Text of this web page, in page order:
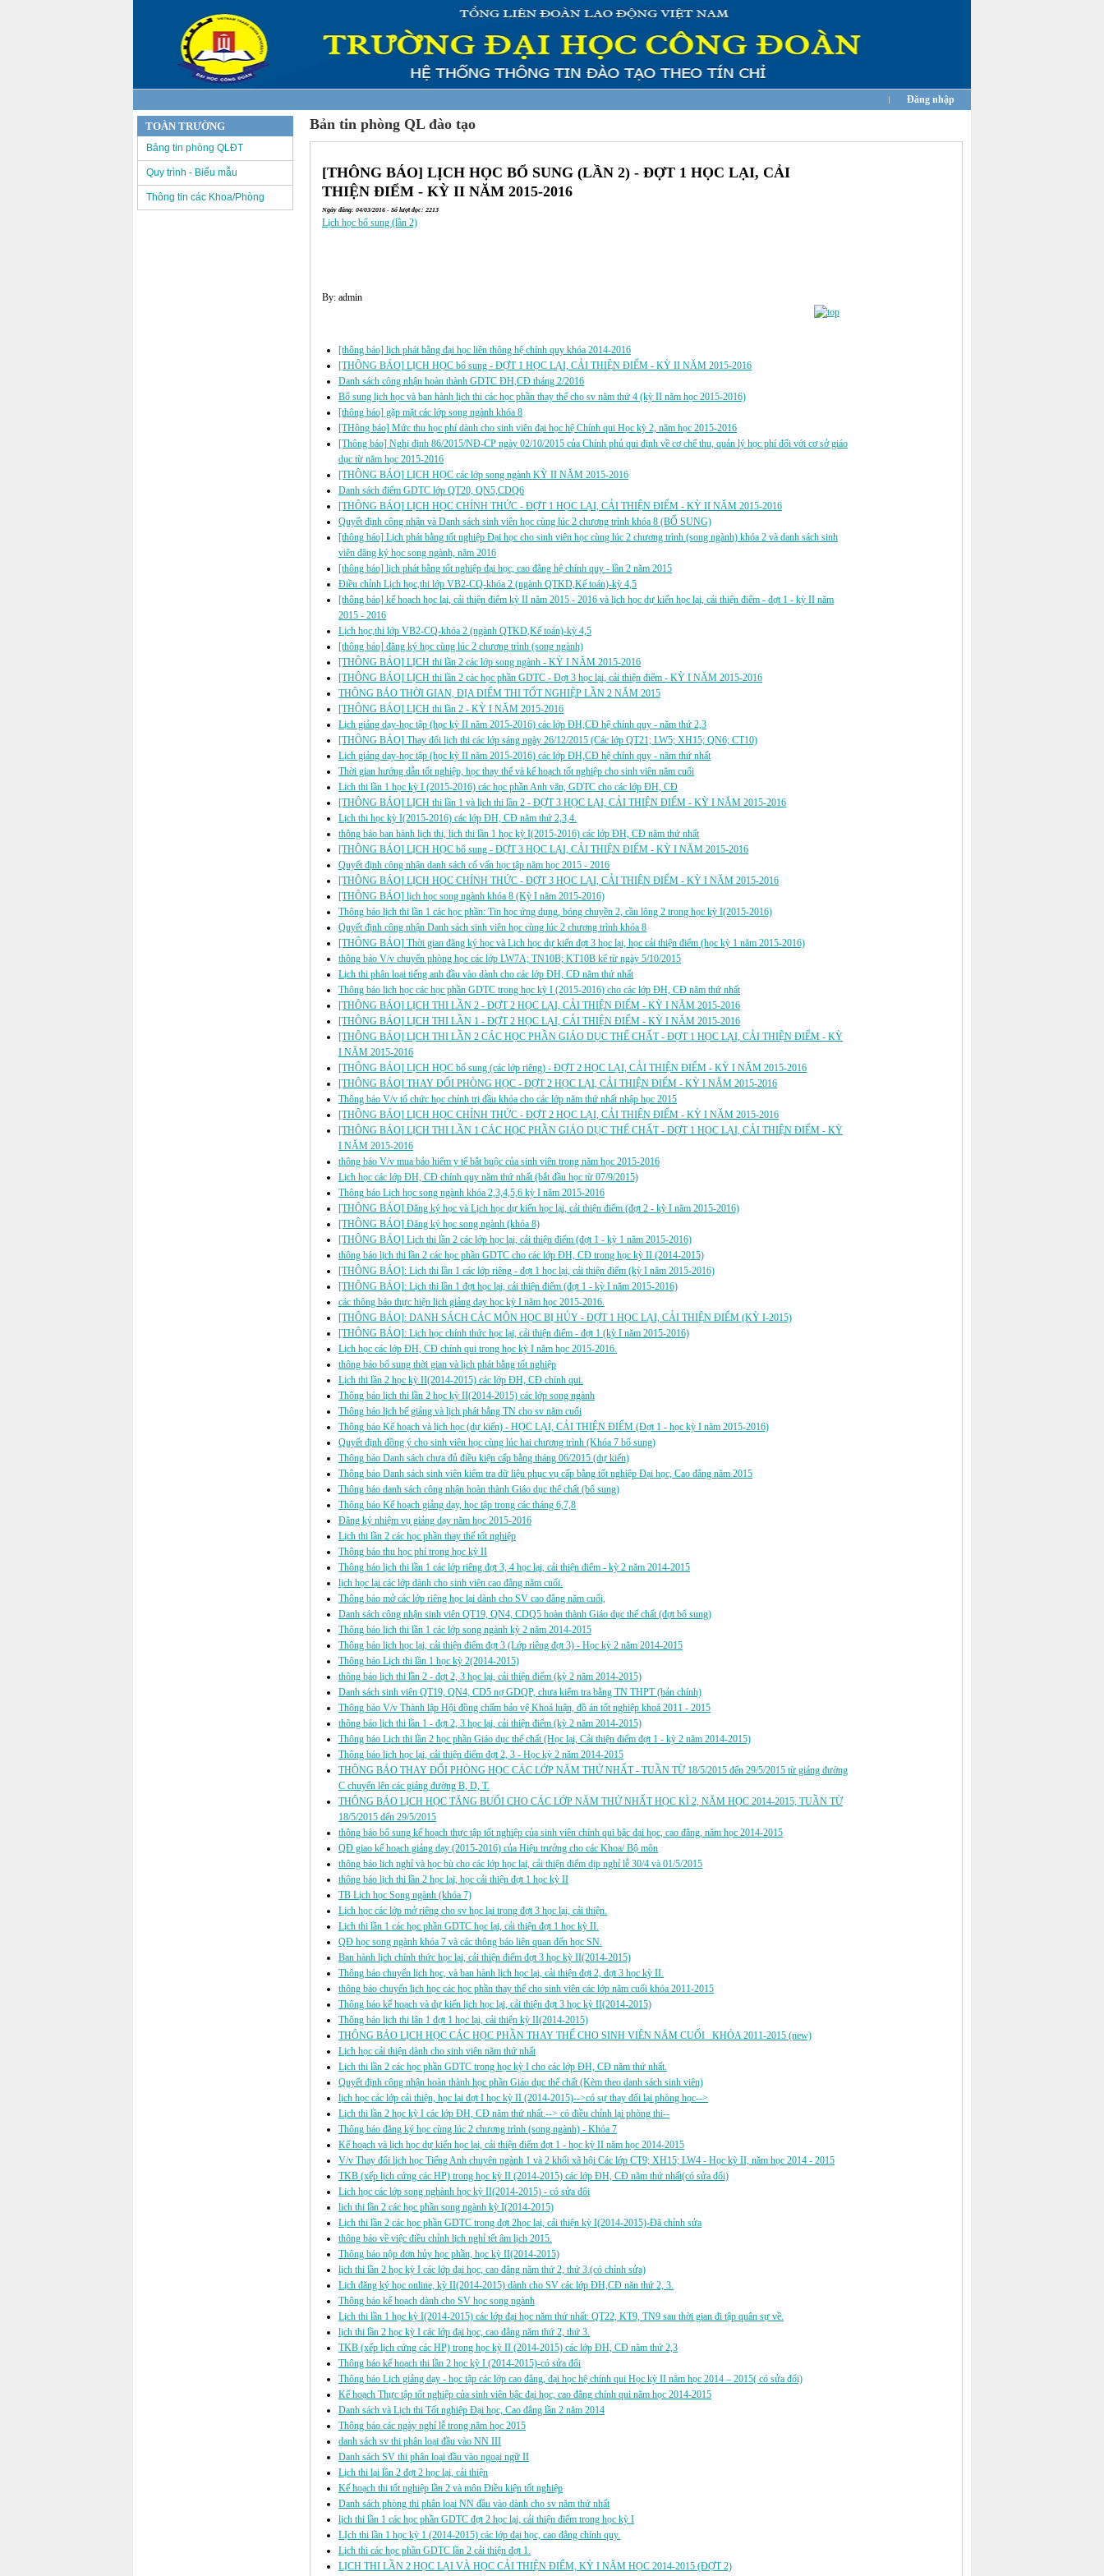
Đăng nhập
Bản tin phòng QL đào tạo
[THÔNG BÁO] LỊCH HỌC BỔ SUNG (LẦN 2) - ĐỢT 1 HỌC LẠI, CẢI
THIỆN ĐIỂM - KỲ II NĂM 2015-2016
Ngày đăng: 04/03/2016 - Số lượt đọc: 2213
Lịch học bổ sung (lần 2)
By: admin
[thông báo] lịch phát bằng đại học liên thông hệ chính quy khóa 2014-2016
[THÔNG BÁO] LỊCH HỌC bổ sung - ĐỢT 1 HỌC LẠI, CẢI THIỆN ĐIỂM - KỲ II NĂM 2015-2016
Danh sách công nhận hoàn thành GDTC ĐH,CĐ tháng 2/2016
Bổ sung lịch học và ban hành lịch thi các học phần thay thế cho sv năm thứ 4 (kỳ II năm học 2015-2016)
[thông báo] gặp mặt các lớp song ngành khóa 8
[THông báo] Mức thu học phí dành cho sinh viên đại học hệ Chính qui Học kỳ 2, năm học 2015-2016
[Thông báo] Nghị định 86/2015/NĐ-CP ngày 02/10/2015 của Chính phủ qui định về cơ chế thu, quản lý học phí đối với cơ sở giáo
dục từ năm học 2015-2016
[THÔNG BÁO] LỊCH HỌC các lớp song ngành KỲ II NĂM 2015-2016
Danh sách điểm GDTC lớp QT20, QN5,CDQ6
[THÔNG BÁO] LỊCH HỌC CHÍNH THỨC - ĐỢT 1 HỌC LẠI, CẢI THIỆN ĐIỂM - KỲ II NĂM 2015-2016
Quyết định công nhận và Danh sách sinh viên học cùng lúc 2 chương trình khóa 8 (BỔ SUNG)
[thông báo] Lịch phát bằng tốt nghiệp Đại học cho sinh viên học cùng lúc 2 chương trình (song ngành) khóa 2 và danh sách sinh
viên đăng ký học song ngành, năm 2016
[thông báo] lịch phát bằng tốt nghiệp đại học, cao đẳng hệ chính quy - lần 2 năm 2015
Điều chỉnh Lịch học,thi lớp VB2-CQ-khóa 2 (ngành QTKD,Kế toán)-kỳ 4,5
[thông báo] kế hoạch học lại, cải thiện điểm kỳ II năm 2015 - 2016 và lịch học dự kiến học lại, cải thiện điểm - đợt 1 - kỳ II năm
2015 - 2016
Lịch học,thi lớp VB2-CQ-khóa 2 (ngành QTKD,Kế toán)-kỳ 4,5
[thông báo] đăng ký học cùng lúc 2 chương trình (song ngành)
[THÔNG BÁO] LỊCH thi lần 2 các lớp song ngành - KỲ I NĂM 2015-2016
[THÔNG BÁO] LỊCH thi lần 2 các học phần GDTC - Đợt 3 học lại, cải thiện điểm - KỲ I NĂM 2015-2016
THÔNG BÁO THỜI GIAN, ĐỊA ĐIỂM THI TỐT NGHIỆP LẦN 2 NĂM 2015
[THÔNG BÁO] LỊCH thi lần 2 - KỲ I NĂM 2015-2016
Lịch giảng dạy-học tập (học kỳ II năm 2015-2016) các lớp ĐH,CĐ hệ chính quy - năm thứ 2,3
[THÔNG BÁO] Thay đổi lịch thi các lớp sáng ngày 26/12/2015 (Các lớp QT21; LW5; XH15; QN6; CT10)
Lịch giảng dạy-học tập (học kỳ II năm 2015-2016) các lớp ĐH,CĐ hệ chính quy - năm thứ nhất
Thời gian hướng dẫn tốt nghiệp, học thay thế và kế hoạch tốt nghiệp cho sinh viên năm cuối
Lich thi lần 1 học kỳ I (2015-2016) các học phần Anh văn, GDTC cho các lớp ĐH, CĐ
[THÔNG BÁO] LỊCH thi lần 1 và lịch thi lần 2 - ĐỢT 3 HỌC LẠI, CẢI THIỆN ĐIỂM - KỲ I NĂM 2015-2016
Lịch thi học kỳ I(2015-2016) các lớp ĐH, CĐ năm thứ 2,3,4.
thông báo ban hành lịch thi, lịch thi lần 1 học kỳ I(2015-2016) các lớp ĐH, CĐ năm thứ nhất
[THÔNG BÁO] LỊCH HỌC bổ sung - ĐỢT 3 HỌC LẠI, CẢI THIỆN ĐIỂM - KỲ I NĂM 2015-2016
Quyết định công nhận danh sách cố vấn học tập năm học 2015 - 2016
[THÔNG BÁO] LỊCH HỌC CHÍNH THỨC - ĐỢT 3 HỌC LẠI, CẢI THIỆN ĐIỂM - KỲ I NĂM 2015-2016
[THÔNG BÁO] lịch học song ngành khóa 8 (Kỳ I năm 2015-2016)
Thông báo lịch thi lần 1 các học phần: Tin học ứng dụng, bóng chuyền 2, cầu lông 2 trong học kỳ I(2015-2016)
Quyết định công nhận Danh sách sinh viên học cùng lúc 2 chương trình khóa 8
[THÔNG BÁO] Thời gian đăng ký học và Lịch học dự kiến đợt 3 học lại, học cải thiện điểm (học kỳ 1 năm 2015-2016)
thông báo V/v chuyển phòng học các lớp LW7A; TN10B; KT10B kể từ ngày 5/10/2015
Lịch thi phân loại tiếng anh đầu vào dành cho các lớp ĐH, CĐ năm thứ nhất
Thông báo lịch học các học phần GDTC trong học kỳ I (2015-2016) cho các lớp ĐH, CĐ năm thứ nhất
[THÔNG BÁO] LỊCH THI LẦN 2 - ĐỢT 2 HỌC LẠI, CẢI THIỆN ĐIỂM - KỲ I NĂM 2015-2016
[THÔNG BÁO] LỊCH THI LẦN 1 - ĐỢT 2 HỌC LẠI, CẢI THIỆN ĐIỂM - KỲ I NĂM 2015-2016
[THÔNG BÁO] LỊCH THI LẦN 2 CÁC HỌC PHẦN GIÁO DỤC THỂ CHẤT - ĐỢT 1 HỌC LẠI, CẢI THIỆN ĐIỂM - KỲ
I NĂM 2015-2016
[THÔNG BÁO] LỊCH HỌC bổ sung (các lớp riêng) - ĐỢT 2 HỌC LẠI, CẢI THIỆN ĐIỂM - KỲ I NĂM 2015-2016
[THÔNG BÁO] THAY ĐỔI PHÒNG HỌC - ĐỢT 2 HỌC LẠI, CẢI THIỆN ĐIỂM - KỲ I NĂM 2015-2016
Thông báo V/v tổ chức học chính trị đầu khóa cho các lớp năm thứ nhất nhập học 2015
[THÔNG BÁO] LỊCH HỌC CHÍNH THỨC - ĐỢT 2 HỌC LẠI, CẢI THIỆN ĐIỂM - KỲ I NĂM 2015-2016
[THÔNG BÁO] LỊCH THI LẦN 1 CÁC HỌC PHẦN GIÁO DỤC THỂ CHẤT - ĐỢT 1 HỌC LẠI, CẢI THIỆN ĐIỂM - KỲ
I NĂM 2015-2016
thông báo V/v mua bảo hiểm y tế bắt buộc của sinh viên trong năm học 2015-2016
Lịch học các lớp ĐH, CĐ chính quy năm thứ nhất (bắt đầu học từ 07/9/2015)
Thông báo Lịch học song ngành khóa 2,3,4,5,6 kỳ I năm 2015-2016
[THÔNG BÁO] Đăng ký học và Lịch học dự kiến học lại, cải thiện điểm (đợt 2 - kỳ I năm 2015-2016)
[THÔNG BÁO] Đăng ký học song ngành (khóa 8)
[THÔNG BÁO] Lịch thi lần 2 các lớp học lại, cải thiện điểm (đợt 1 - kỳ 1 năm 2015-2016)
thông báo lịch thi lần 2 các học phần GDTC cho các lớp ĐH, CĐ trong học kỳ II (2014-2015)
[THÔNG BÁO]: Lịch thi lần 1 các lớp riêng - đợt 1 học lại, cải thiện điểm (kỳ I năm 2015-2016)
[THÔNG BÁO]: Lịch thi lần 1 đợt học lại, cải thiện điểm (đợt 1 - kỳ I năm 2015-2016)
các thông báo thực hiện lịch giảng dạy học kỳ I năm học 2015-2016.
[THÔNG BÁO]: DANH SÁCH CÁC MÔN HỌC BỊ HỦY - ĐỢT 1 HỌC LẠI, CẢI THIỆN ĐIỂM (KỲ I-2015)
[THÔNG BÁO]: Lịch học chính thức học lại, cải thiện điểm - đợt 1 (kỳ I năm 2015-2016)
Lịch học các lớp ĐH, CĐ chính qui trong học kỳ I năm học 2015-2016.
thông báo bổ sung thời gian và lịch phát bằng tốt nghiệp
Lịch thi lần 2 học kỳ II(2014-2015) các lớp ĐH, CĐ chính qui.
Thông báo lịch thi lần 2 học kỳ II(2014-2015) các lớp song ngành
Thông báo lịch bế giảng và lịch phát bằng TN cho sv năm cuối
Thông báo Kế hoạch và lịch học (dự kiến) - HỌC LẠI, CẢI THIỆN ĐIỂM (Đợt 1 - học kỳ I năm 2015-2016)
Quyết định đồng ý cho sinh viên học cùng lúc hai chương trình (Khóa 7 bổ sung)
Thông báo Danh sách chưa đủ điều kiện cấp bằng tháng 06/2015 (dự kiến)
Thông báo Danh sách sinh viên kiểm tra dữ liệu phục vụ cấp bằng tốt nghiệp Đại học, Cao đẳng năm 2015
Thông báo danh sách công nhận hoàn thành Giáo dục thể chất (bổ sung)
Thông báo Kế hoạch giảng dạy, học tập trong các tháng 6,7,8
Đăng ký nhiệm vụ giảng dạy năm học 2015-2016
Lịch thi lần 2 các học phần thay thế tốt nghiệp
Thông báo thu học phí trong học kỳ II
Thông báo lịch thi lần 1 các lớp riêng đợt 3, 4 học lại, cải thiện điểm - kỳ 2 năm 2014-2015
lịch học lại các lớp dành cho sinh viên cao đẳng năm cuối.
Thông báo mở các lớp riêng học lại dành cho SV cao đẳng năm cuối,
Danh sách công nhận sinh viên QT19, QN4, CDQ5 hoàn thành Giáo dục thể chất (đợt bổ sung)
Thông báo lịch thi lần 1 các lớp song ngành kỳ 2 năm 2014-2015
Thông báo lịch học lại, cải thiện điểm đợt 3 (Lớp riêng đợt 3) - Học kỳ 2 năm 2014-2015
Thông báo Lịch thi lần 1 học kỳ 2(2014-2015)
thông báo lịch thi lần 2 - đợt 2, 3 học lại, cải thiện điểm (kỳ 2 năm 2014-2015)
Danh sách sinh viên QT19, QN4, CD5 nợ GDQP, chưa kiểm tra bằng TN THPT (bản chính)
Thông báo V/v Thành lập Hội đồng chấm bảo vệ Khoá luận, đồ án tốt nghiệp khoá 2011 - 2015
thông báo lịch thi lần 1 - đợt 2, 3 học lại, cải thiện điểm (kỳ 2 năm 2014-2015)
Thông báo Lịch thi lần 2 học phần Giáo dục thể chất (Học lại, Cải thiện điểm đợt 1 - kỳ 2 năm 2014-2015)
Thông báo lịch học lại, cải thiện điểm đợt 2, 3 - Học kỳ 2 năm 2014-2015
THÔNG BÁO THAY ĐỔI PHÒNG HỌC CÁC LỚP NĂM THỨ NHẤT - TUẦN TỪ 18/5/2015 đến 29/5/2015 từ giảng đường
C chuyển lên các giảng đường B, D, T.
THÔNG BÁO LỊCH HỌC TĂNG BUỔI CHO CÁC LỚP NĂM THỨ NHẤT HỌC KÌ 2, NĂM HỌC 2014-2015, TUẦN TỪ
18/5/2015 đến 29/5/2015
thông báo bổ sung kế hoạch thực tập tốt nghiệp của sinh viên chính qui bậc đại học, cao đẳng, năm học 2014-2015
QĐ giao kế hoạch giảng dạy (2015-2016) của Hiệu trưởng cho các Khoa/ Bộ môn
thông báo lich nghỉ và học bù cho các lớp học lại, cải thiện điểm dịp nghỉ lễ 30/4 và 01/5/2015
thông báo lịch thi lần 2 học lại, học cải thiện đợt 1 học kỳ II
TB Lịch học Song ngành (khóa 7)
Lịch học các lớp mở riêng cho sv học lại trong đợt 3 học lại, cải thiện.
Lịch thi lần 1 các học phần GDTC học lại, cải thiện đợt 1 học kỳ II.
QĐ học song ngành khóa 7 và các thông báo liên quan đến học SN.
Ban hành lịch chính thức học lại, cải thiện điểm đợt 3 học kỳ II(2014-2015)
Thông báo chuyển lịch học, và ban hành lịch học lại, cải thiện đợt 2, đợt 3 học kỳ II.
thông báo chuyển lịch học các học phần thay thế cho sinh viên các lớp năm cuối khóa 2011-2015
Thông báo kế hoạch và dự kiến lịch học lại, cải thiện đợt 3 học kỳ II(2014-2015)
Thông báo lịch thi lân 1 đợt 1 học lại, cải thiện kỳ II(2014-2015)
THÔNG BÁO LỊCH HỌC CÁC HỌC PHẦN THAY THẾ CHO SINH VIÊN NĂM CUỐI _KHÓA 2011-2015 (new)
Lịch học cải thiện dành cho sinh viên năm thứ nhất
Lịch thi lần 2 các học phần GDTC trong học kỳ I cho các lớp ĐH, CĐ năm thứ nhất.
Quyết định công nhận hoàn thành học phần Giáo dục thể chất (Kèm theo danh sách sinh viên)
lịch học các lớp cải thiện, học lại đợt I học kỳ II (2014-2015)-->có sự thay đổi lại phòng học-->
Lịch thi lần 2 học kỳ I các lớp ĐH, CĐ năm thứ nhất.--> có điều chỉnh lại phòng thi--
Thông báo đăng ký học cùng lúc 2 chương trình (song ngành) - Khóa 7
Kế hoạch và lịch học dự kiến học lại, cải thiện điểm đợt 1 - học kỳ II năm học 2014-2015
V/v Thay đổi lịch học Tiếng Anh chuyên ngành 1 và 2 khối xã hội Các lớp CT9; XH15; LW4 - Học kỳ II, năm học 2014 - 2015
TKB (xếp lịch cứng các HP) trong học kỳ II (2014-2015) các lớp ĐH, CĐ năm thứ nhất(có sửa đổi)
Lich học các lớp song nghành học kỳ II(2014-2015) - có sửa đổi
lich thi lần 2 các học phần song ngành kỳ I(2014-2015)
Lịch thi lần 2 các học phần GDTC trong đợt 2học lại, cải thiện kỳ I(2014-2015)-Đã chỉnh sửa
thông báo về việc điều chỉnh lịch nghỉ tết âm lịch 2015.
Thông báo nộp đơn hủy học phần, học kỳ II(2014-2015)
lịch thi lần 2 học kỳ I các lớp đại học, cao đẳng năm thứ 2, thứ 3.(có chỉnh sửa)
Lịch đăng ký học online, kỳ II(2014-2015) dành cho SV các lớp ĐH,CĐ năn thứ 2, 3.
Thông báo kế hoạch dành cho SV học song ngành
Lịch thi lần 1 học kỳ I(2014-2015) các lớp đại học năm thứ nhất: QT22, KT9, TN9 sau thời gian đi tập quân sự về.
lịch thi lần 2 học kỳ I các lớp đại học, cao đẳng năm thứ 2, thứ 3.
TKB (xếp lịch cứng các HP) trong học kỳ II (2014-2015) các lớp ĐH, CĐ năm thứ 2,3
Thông báo kế hoạch thi lần 2 học kỳ I (2014-2015)-có sửa đổi
Thông báo Lịch giảng dạy - học tập các lớp cao đẳng, đại học hệ chính qui Học kỳ II năm học 2014 – 2015( có sửa đổi)
Kế hoạch Thực tập tốt nghiệp của sinh viên bậc đại học, cao đẳng chính qui năm học 2014-2015
Danh sách và Lịch thi Tốt nghiệp Đại học, Cao đẳng lần 2 năm 2014
Thông báo các ngày nghỉ lễ trong năm học 2015
danh sách sv thi phân loại đầu vào NN III
Danh sách SV thi phân loại đầu vào ngoại ngữ II
Lịch thi lại lần 2 đợt 2 học lại, cải thiện
Kế hoạch thi tốt nghiệp lần 2 và môn Điều kiện tốt nghiệp
Danh sách phòng thi phân loại NN đầu vào dành cho sv năm thứ nhất
lịch thi lần 1 các học phần GDTC đợt 2 học lại, cải thiện điểm trong học kỳ I
LỊch thi lần 1 học kỳ 1 (2014-2015) các lớp đại học, cao đẳng chính quy.
Lịch thi các học phần GDTC lần 2 cải thiện đợt 1.
LỊCH THI LẦN 2 HỌC LẠI VÀ HỌC CẢI THIỆN ĐIỂM, KỲ I NĂM HỌC 2014-2015 (ĐỢT 2)
TOÀN TRƯỜNG
Bảng tin phòng QLĐT
Quy trình - Biểu mẫu
Thông tin các Khoa/Phòng